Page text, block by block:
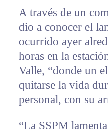
A través de un
dio a conocer el
ocurrido ayer
horas en la
Valle, “donde un
quitarse la vida
personal, con su
“La SSPM